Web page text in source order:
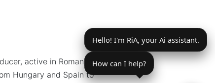
active in Romania
Hungary and Spain to
Hello! I'm RiA, your Ai assistant.
How can I help?